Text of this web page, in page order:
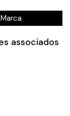
Marca
associados